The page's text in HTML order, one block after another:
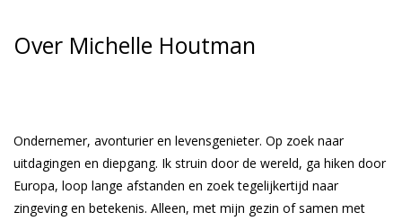
Over Michelle Houtman
Ondernemer, avonturier en levensgenieter. Op zoek naar
uitdagingen en diepgang. Ik struin door de wereld, ga hiken door
Europa, loop lange afstanden en zoek tegelijkertijd naar
zingeving en betekenis. Alleen, met mijn gezin of samen met